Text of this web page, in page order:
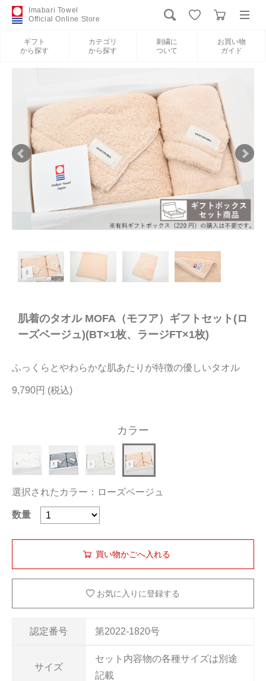
Imabari Towel
Official Online Store
ギフト
から探す
カテゴリ
から探す
刺繍に
ついて
お買い物
ガイド
新規会員登録
ギフトから探す
カテゴリから探す
刺繍について
お買い物ガイド
当サイトについて
店舗リスト
ヘルプ
お問い合わせ
肌着のタオル MOFA（モフア）ギフトセット(ロ
ーズベージュ)(BT×1枚、ラージFT×1枚)
ふっくらとやわらかな肌あたりが特徴の優しいタオル
9,790円
認定番号 第2022-1820号
サイズ
セット内容物の各種サイズは別途
記載
カラー
選択されたカラー：ローズベージュ
数量
お気に入りに登録する